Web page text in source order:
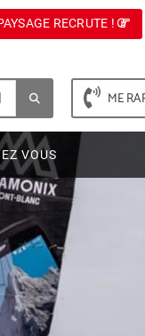
RECRUTE !
ME
VOUS